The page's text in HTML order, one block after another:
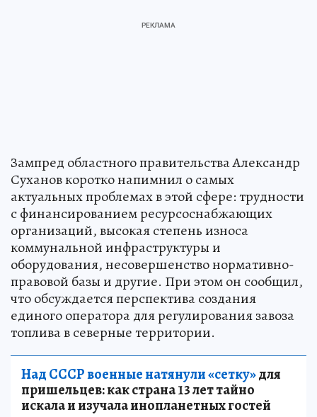
Зампред областного правительства Александр
Суханов коротко напимнил о самых
актуальных проблемах в этой сфере: трудности
с финансированием ресурсоснабжающих
организаций, высокая степень износа
коммунальной инфраструктуры и
оборудования, несовершенство нормативно-
правовой базы и другие. При этом он сообщил,
что обсуждается перспектива создания
единого оператора для регулирования завоза
топлива в северные территории.
Над СССР военные натянули «сетку»для
пришельцев: как страна 13 лет тайно
искала и изучала инопланетных гостей